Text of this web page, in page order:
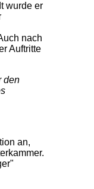
wurde er
nach
Auftritte
den
an,